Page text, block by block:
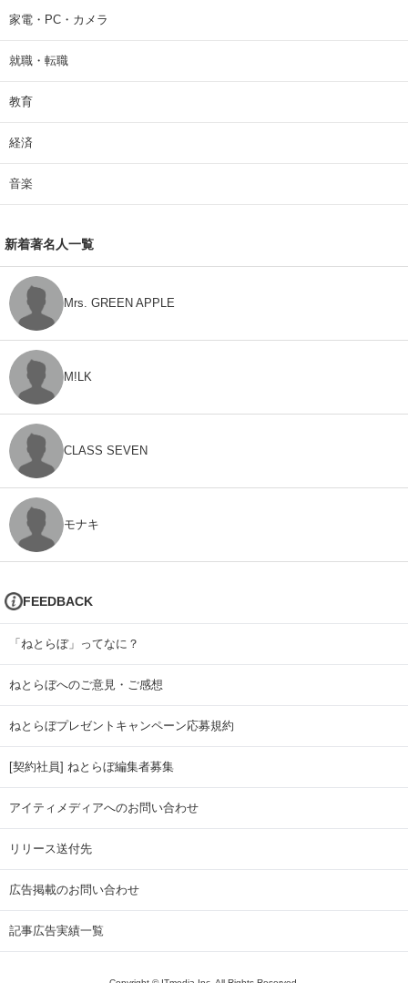
家電・PC・カメラ
就職・転職
教育
経済
音楽
新着著名人一覧
Mrs. GREEN APPLE
M!LK
CLASS SEVEN
モナキ
FEEDBACK
「ねとらぼ」ってなに？
ねとらぼへのご意見・ご感想
ねとらぼプレゼントキャンペーン応募規約
[契約社員] ねとらぼ編集者募集
アイティメディアへのお問い合わせ
リリース送付先
広告掲載のお問い合わせ
記事広告実績一覧